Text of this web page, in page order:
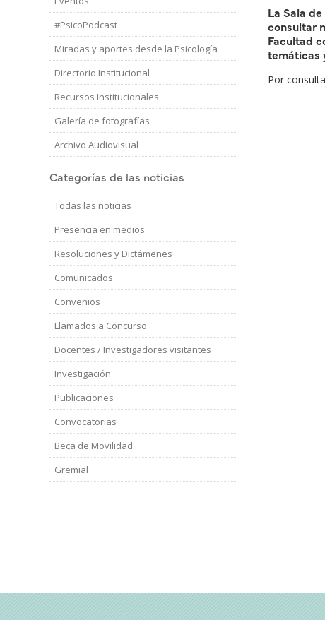
#PsicoPodcast
Miradas y aportes desde la Psicología
Directorio Institucional
Recursos Institucionales
Galería de fotografías
Archivo Audiovisual
Categorías de las noticias
Todas las noticias
Presencia en medios
Resoluciones y Dictámenes
Comunicados
Convenios
Llamados a Concurso
Docentes / Investigadores visitantes
Investigación
Publicaciones
Convocatorias
Beca de Movilidad
Gremial
La Sala
consultar
Facultad
temáticas
Por